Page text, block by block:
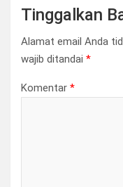
Tinggalkan
Alamat email Anda
wajib ditandai *
Komentar *